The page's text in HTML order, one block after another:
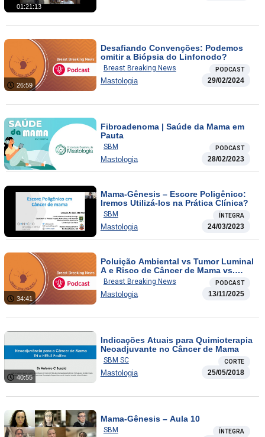
01:21:13
26:59
Desafiando Convenções: Podemos
omitir a Biópsia do Linfonodo?
Breast Breaking News PODCAST
Mastologia 29/02/2024
Fibroadenoma | Saúde da Mama em
Pauta
SBM PODCAST
Mastologia 28/02/2023
Mama-Gênesis – Escore Poligênico:
Iremos Utilizá-los na Prática Clínica?
SBM ÍNTEGRA
Mastologia 24/03/2023
34:41
Poluição Ambiental vs Tumor Luminal
A e Risco de Câncer de Mama vs.
Contracepção Hormonal
Breast Breaking News PODCAST
Mastologia 13/11/2025
40:55
Indicações Atuais para Quimioterapia
Neoadjuvante no Câncer de Mama
SBM SC CORTE
Mastologia 25/05/2018
Mama-Gênesis – Aula 10
SBM ÍNTEGRA